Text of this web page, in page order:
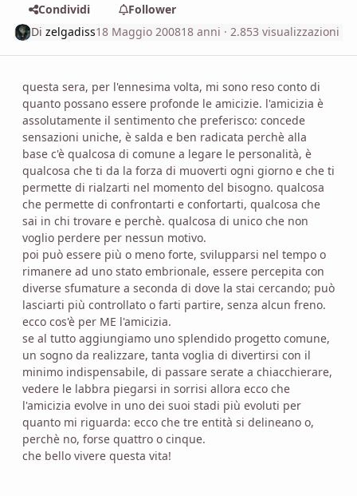
Condividi
Follower
Dizelgadiss18 Maggio 200818 anni · 2.853 visualizzazioni
questa sera, per l'ennesima volta, mi sono reso conto di
quanto possano essere profonde le amicizie. l'amicizia è
assolutamente il sentimento che preferisco: concede
sensazioni uniche, è salda e ben radicata perchè alla
base c'è qualcosa di comune a legare le personalità, è
qualcosa che ti da la forza di muoverti ogni giorno e che ti
permette di rialzarti nel momento del bisogno. qualcosa
che permette di confrontarti e confortarti, qualcosa che
sai in chi trovare e perchè. qualcosa di unico che non
voglio perdere per nessun motivo.
poi può essere più o meno forte, svilupparsi nel tempo o
rimanere ad uno stato embrionale, essere percepita con
diverse sfumature a seconda di dove la stai cercando; può
lasciarti più controllato o farti partire, senza alcun freno.
ecco cos'è per ME l'amicizia.
se al tutto aggiungiamo uno splendido progetto comune,
un sogno da realizzare, tanta voglia di divertirsi con il
minimo indispensabile, di passare serate a chiacchierare,
vedere le labbra piegarsi in sorrisi allora ecco che
l'amicizia evolve in uno dei suoi stadi più evoluti per
quanto mi riguarda: ecco che tre entità si delineano o,
perchè no, forse quattro o cinque.
che bello vivere questa vita!